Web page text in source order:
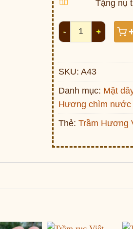
Tặng nụ
Trầm Hương chìm
SKU: A43
Danh mục: Mặt
Hương chìm nước
Thẻ: Trầm Hương